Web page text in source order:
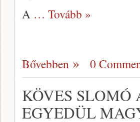
A … Tovább »
Bővebben 0
KÖVES
EGYEDÜL